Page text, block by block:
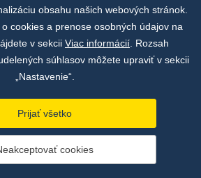
© by BioVendor Group 2026
obsahu našich webových stránok.
cookies a prenose osobných údajov na
v sekcii Viac informácií . Rozsah
súhlasov môžete upraviť v sekcii
„Nastavenie“.
Prijať všetko
cookies